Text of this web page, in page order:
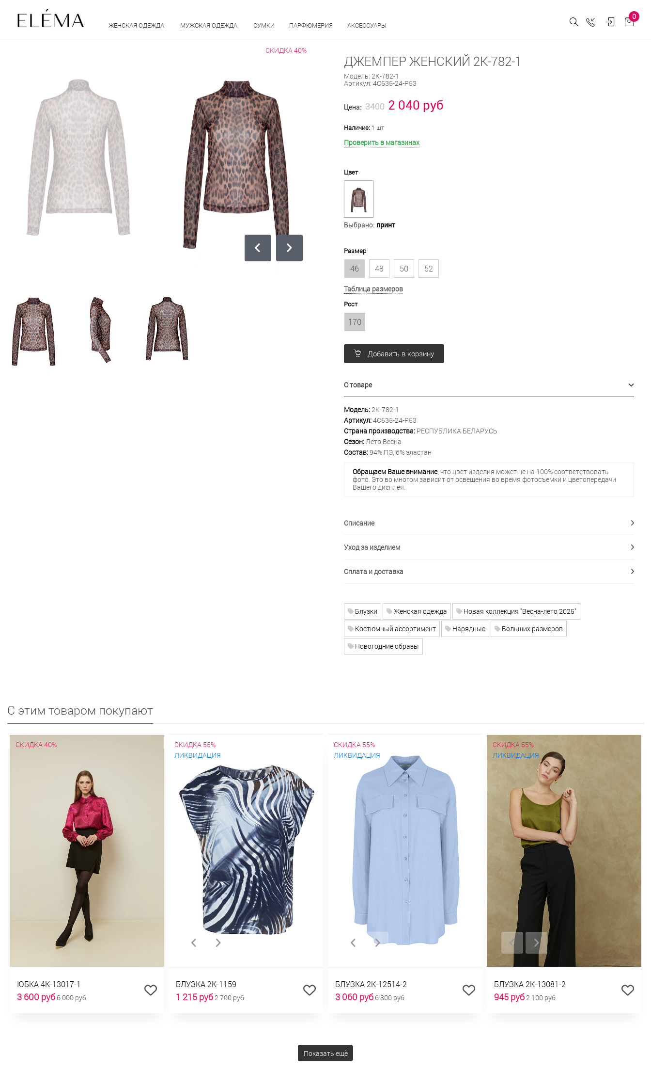
ЖЕНСКАЯ ОДЕЖДА МУЖСКАЯ ОДЕЖДА СУМКИ ПАРФЮМЕРИЯ АКСЕССУАРЫ
0
СКИДКА 40%
ДЖЕМПЕР ЖЕНСКИЙ 2К-782-1
Модель: 2К-782-1
Артикул: 4С535-24-Р53
Цена: 3400 2 040 руб
Наличие: 1 шт
Проверить в магазинах
Цвет
Выбрано: принт
Размер
46 48 50 52
Таблица размеров
Рост
170
Добавить в корзину
О товаре
Модель:2К-782-1
Артикул:4С535-24-Р53
Страна производства:РЕСПУБЛИКА БЕЛАРУСЬ
Сезон:Лето Весна
Состав:94% ПЭ, 6% эластан
Обращаем Ваше внимание, что цвет изделия может не на 100% соответствовать
фото. Это во многом зависит от освещения во время фотосъемки и цветопередачи
Вашего дисплея.
Описание
Уход за изделием
Оплата и доставка
Блузки Женская одежда
Новая коллекция "Весна-лето 2025"
Костюмный ассортимент
Нарядные
Больших размеров
Новогодние образы
С этим товаром покупают
СКИДКА 40%
ЮБКА 4К-13017-1
3 600 руб6 000 руб
СКИДКА 55%
ЛИКВИДАЦИЯ
БЛУЗКА 2К-1159
1 215 руб2 700 руб
СКИДКА 55%
ЛИКВИДАЦИЯ
БЛУЗКА 2К-12514-2
3 060 руб6 800 руб
СКИДКА 55%
ЛИКВИДАЦИЯ
БЛУЗКА 2К-13081-2
945 руб2 100 руб
Показать ещё